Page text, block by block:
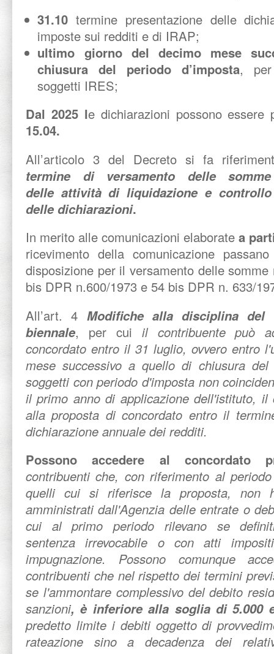
31.10termine presentazione delle
imposte sui redditi e di IRAP;
ultimo giorno del decimo mese
chiusura del periodo d’imposta,
soggetti IRES;
Dal 2025 le dichiarazioni possono essere
15.04.
All’articolo 3 del Decreto si fa
termine di versamento delle
delle attività di liquidazione e
delle dichiarazioni.
In merito alle comunicazioni elaborate a
ricevimento della comunicazione
disposizione per il versamento delle
bis DPR n.600/1973 e 54 bis DPR n. 633/
All’art. 4 Modifiche alla disciplina del
biennale, per cui il contribuente può
concordato entro il 31 luglio, ovvero entro
mese successivo a quello di chiusura
soggetti con periodo d'imposta non
il primo anno di applicazione dell'istituto, il
alla proposta di concordato entro il
dichiarazione annuale dei redditi.
Possono accedere
al concordato
contribuenti che, con riferimento al
quelli cui si riferisce la proposta, non
amministrati dall'Agenzia delle entrate o
cui al primo periodo rilevano se
sentenza irrevocabile o con atti
impugnazione. Possono comunque
contribuenti che nel rispetto dei termini
se l'ammontare complessivo del debito
sanzioni, è inferiore alla soglia di 5.000
predetto limite i debiti oggetto di
rateazione sino a decadenza dei